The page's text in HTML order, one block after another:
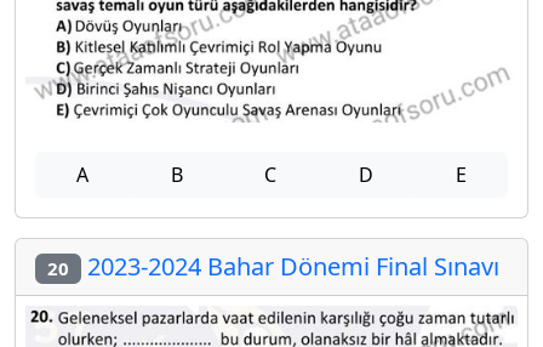
A B C D E
20 2023-2024 Bahar Dönemi Final Sınavı